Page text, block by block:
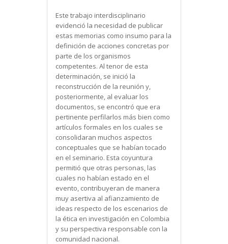
Este trabajo interdisciplinario
evidenció la necesidad de publicar
estas memorias como insumo para la
definición de acciones concretas por
parte de los organismos
competentes. Al tenor de esta
determinación, se inició la
reconstrucción de la reunión y,
posteriormente, al evaluar los
documentos, se encontró que era
pertinente perfilarlos más bien como
artículos formales en los cuales se
consolidaran muchos aspectos
conceptuales que se habían tocado
en el seminario. Esta coyuntura
permitió que otras personas, las
cuales no habían estado en el
evento, contribuyeran de manera
muy asertiva al afianzamiento de
ideas respecto de los escenarios de
la ética en investigación en Colombia
y su perspectiva responsable con la
comunidad nacional.